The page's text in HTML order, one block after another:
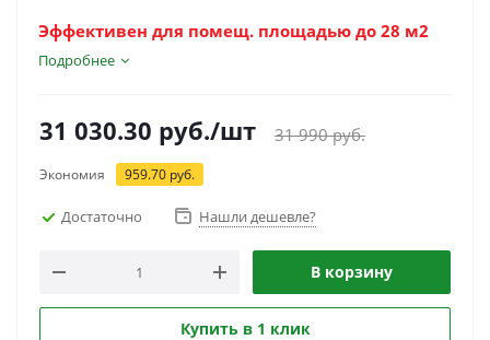
Эффективен для помещ. площадью до 28 м2
Подробнее
31 030.30 руб./шт 31 990руб.
Экономия 959.70 руб.
Достаточно Нашли дешевле?
В корзину
Купить в 1 клик